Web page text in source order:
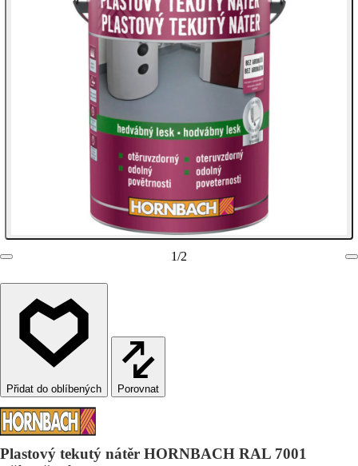
1/2
Porovnat
Plastový tekutý nátěr HORNBACH RAL 7001